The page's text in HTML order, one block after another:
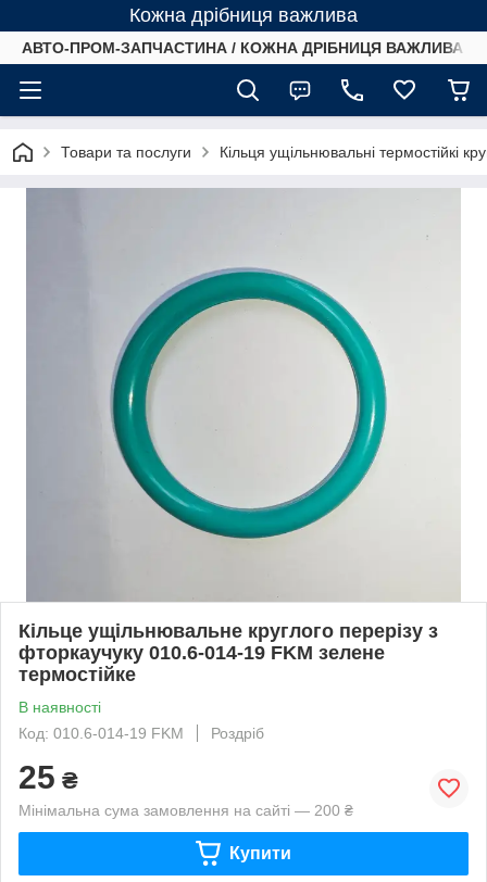
Кожна дрібниця важлива
АВТО-ПРОМ-ЗАПЧАСТИНА / КОЖНА ДРІБНИЦЯ ВАЖЛИВА /
Товари та послуги Кільця ущільнювальні термостійкі
Кільце ущільнювальне круглого перерізу з
фторкаучуку 010.6-014-19 FKM зелене
термостійке
В наявності
Код: 010.6-014-19 FKM
Роздріб
25 ₴
Мінімальна сума замовлення на сайті — 200 ₴
Купити